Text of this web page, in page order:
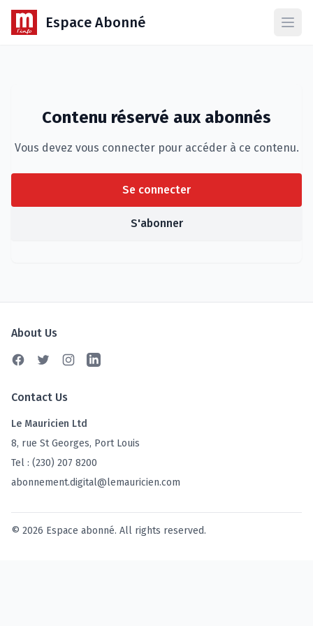
Espace Abonné
Contenu réservé aux abonnés
Vous devez vous connecter pour accéder à ce contenu.
Se connecter
S'abonner
About Us
FacebookTwitterInstagramLinkedin
Contact Us
Le Mauricien Ltd
8, rue St Georges, Port Louis
Tel : (230) 207 8200
abonnement.digital@lemauricien.com
© 2026 Espace abonné. All rights reserved.